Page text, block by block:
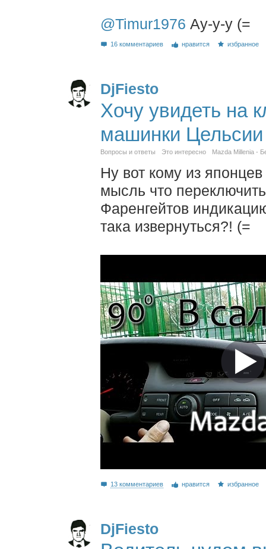
@Timur1976 Ау-у-у (=
16 комментариев нравится избранное
DjFiesto
Хочу увидеть на
машинки Цельсии
Вопросы и ответы Это интересно Mazda Millenia -
Ну вот кому из
мысль что
Фаренгейтов
така извернуться?! (=
13 комментариев нравится избранное
DjFiesto